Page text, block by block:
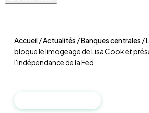
Accueil/Actualités /Banques centrales /
bloque le limogeage de Lisa Cook et
l'indépendance de la Fed